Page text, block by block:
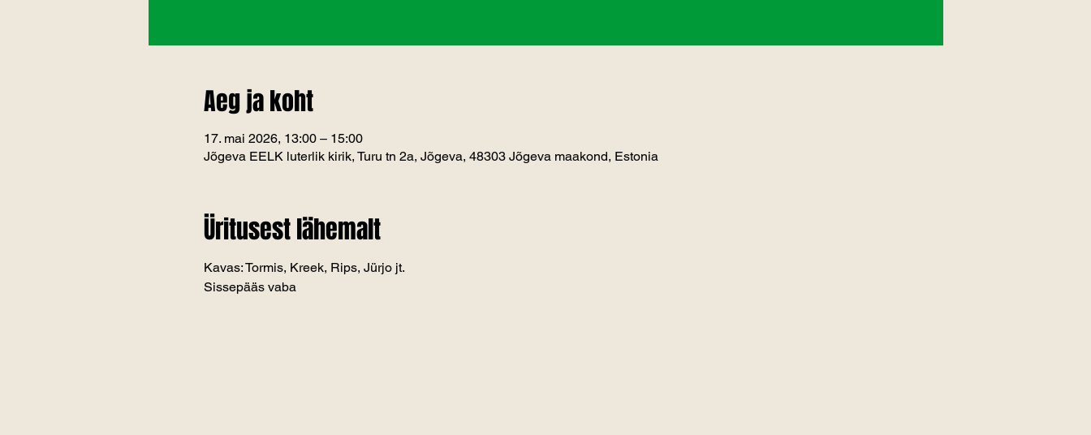
Aeg ja koht
17. mai 2026, 13:00 – 15:00
Jõgeva EELK luterlik kirik, Turu tn 2a, Jõgeva, 48303 Jõgeva maakond, Estonia
Üritusest lähemalt
Kavas: Tormis, Kreek, Rips, Jürjo jt.
Sissepääs vaba